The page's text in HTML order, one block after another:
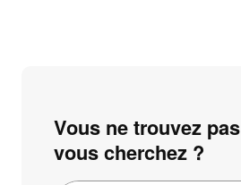
Vous ne trouvez
vous cherchez ?